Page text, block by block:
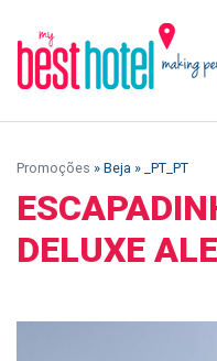
Promoções » Beja » _PT_PT
DELUXE